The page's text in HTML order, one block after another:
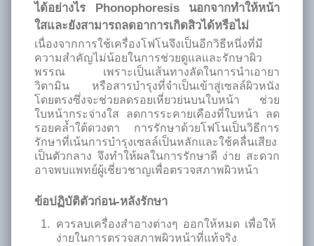
ได้อย่างไร Phonophoresis นอกจากทำให้หน้า
ใสและยังสามารถลดอาการเกิดสิวได้หรือไม่
เนื่องจากการใช้เครื่องโฟโนจึงเป็นอีกวิธีหนึ่งที่มี
ความสำคัญไม่น้อยในการช่วยดูแลและรักษาผิว
พรรณ เพราะเป็นเส้นทางลัดในการนำเอายา
วิตามิน หรือสารบำรุงที่จำเป็นเข้าสู่เซลล์ผิวหนัง
โดยตรงซึ่งจะช่วยลดรอยเหี่ยวย่นบนใบหน้า ช่วย
ใบหน้ากระจ่างใส ลดการระคายเคืองที่ใบหน้า ลด
รอยคล้ำใต้ดวงตา การรักษาด้วยโฟโนเป็นวิธีการ
รักษาที่เน้นการบำรุงเซลล์เป็นหลักและใช้คลื่นเสียง
เป็นตัวกลาง จึงทำให้ผลในการรักษาดี ง่าย สะดวก
อาจพบแพทย์ผู้เชี่ยวชาญเพื่อตรวจสภาพผิวหน้า
ข้อปฏิบัติตัวก่อน-หลังรักษา
ควรลบเครื่องสำอางต่างๆ ออกให้หมด เพื่อให้
ง่ายในการตรวจสภาพผิวหน้าที่แท้จริง